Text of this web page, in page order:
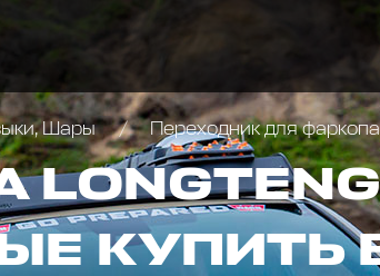
Шары Переходник для фаркопа
КУПИТЬ